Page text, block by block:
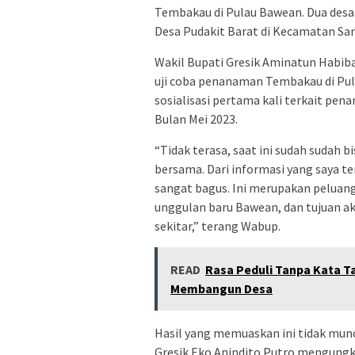
Tembakau di Pulau Bawean. Dua
Desa Pudakit Barat di Kecamatan
Wakil Bupati Gresik Aminatun
uji coba penanaman Tembakau di
sosialisasi pertama kali terkait
Bulan Mei 2023.
“Tidak terasa, saat ini sudah sudah
bersama. Dari informasi yang saya
sangat bagus. Ini merupakan
unggulan baru Bawean, dan tujuan
sekitar,” terang Wabup.
READ Rasa Peduli Tanpa Kata
Membangun Desa
Hasil yang memuaskan ini tidak